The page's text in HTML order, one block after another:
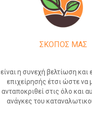
ΣΚΟΠΟΣ ΜΑΣ
είναι η συνεχή βελτίωση και
επιχείρησής έτσι ώστε να
ανταποκριθεί στις όλο και
ανάγκες του